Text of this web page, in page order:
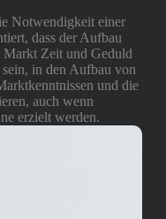
Notwendigkeit einer
dass der Aufbau
Markt Zeit und Geduld
in den Aufbau von
und die
auch wenn
erzielt werden.